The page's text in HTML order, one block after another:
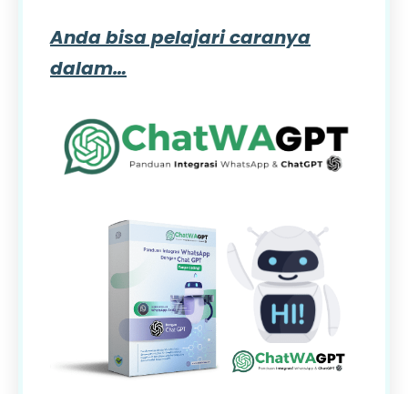
Anda bisa pelajari caranya
dalam…